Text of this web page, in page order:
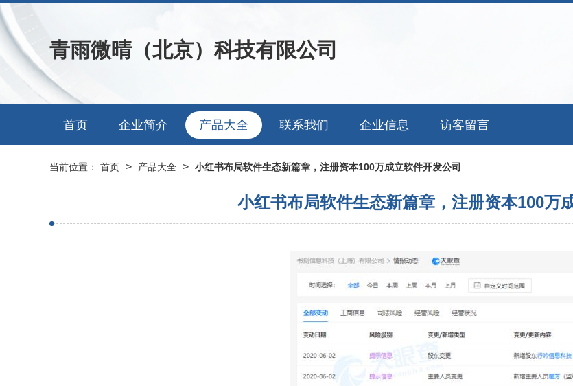
青雨微晴（北京）科技有限公司
首页 企业简介 产品大全 联系我们 企业信息 访客留言
当前位置： 首页 > 产品大全 > 小红书布局软件生态新篇章，注册资本100万成立软件开发公司
小红书布局软件生态新篇章，注册资本100万